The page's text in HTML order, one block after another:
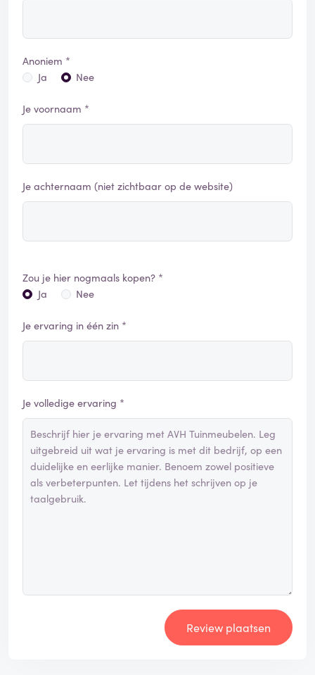
Anoniem *
Ja
Nee
Je voornaam *
Je achternaam (niet zichtbaar op de website)
Zou je hier nogmaals kopen? *
Ja
Nee
Je ervaring in één zin *
Je volledige ervaring *
Review plaatsen